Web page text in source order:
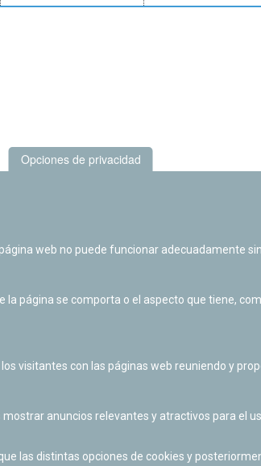
Opciones de privacidad
web no puede funcionar adecuadamente
página se comporta o el aspecto que tiene,
visitantes con las páginas web reuniendo y
anuncios relevantes y atractivos para el
las distintas opciones de cookies y